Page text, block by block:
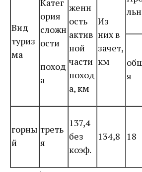
Вид
туриз
ма
Катег
ория
сложн
ости
поход
а
женн
ость
актив
ной
части
поход
а, км
Из
них в
зачет,
км
я
горны
й
треть
я
137,4
без
коэф.
134,8 18